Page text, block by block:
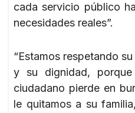
cada servicio público
necesidades reales”.
“Estamos respetando
y su dignidad,
ciudadano pierde en
le quitamos a su